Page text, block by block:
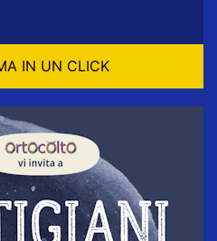
IN UN CLICK